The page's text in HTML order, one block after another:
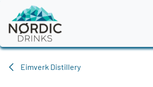
Zum Inhalt springen
Eimverk Distillery